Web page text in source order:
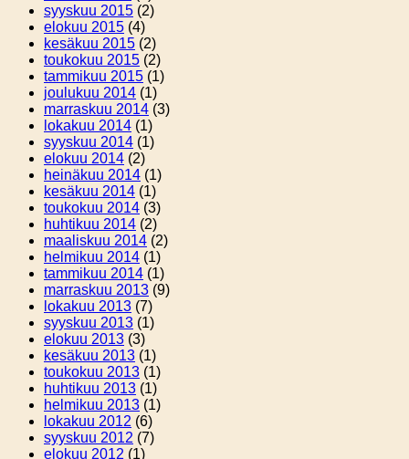
syyskuu 2015 (2)
elokuu 2015 (4)
kesäkuu 2015 (2)
toukokuu 2015 (2)
tammikuu 2015 (1)
joulukuu 2014 (1)
marraskuu 2014 (3)
lokakuu 2014 (1)
syyskuu 2014 (1)
elokuu 2014 (2)
heinäkuu 2014 (1)
kesäkuu 2014 (1)
toukokuu 2014 (3)
huhtikuu 2014 (2)
maaliskuu 2014 (2)
helmikuu 2014 (1)
tammikuu 2014 (1)
marraskuu 2013 (9)
lokakuu 2013 (7)
syyskuu 2013 (1)
elokuu 2013 (3)
kesäkuu 2013 (1)
toukokuu 2013 (1)
huhtikuu 2013 (1)
helmikuu 2013 (1)
lokakuu 2012 (6)
syyskuu 2012 (7)
elokuu 2012 (1)